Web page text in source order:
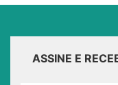
ASSINE E